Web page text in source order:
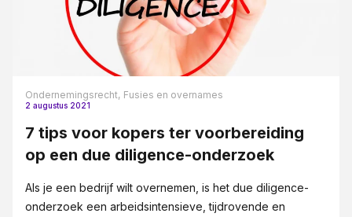
Ondernemingsrecht, Fusies en overnames
2 augustus 2021
7 tips voor kopers ter voorbereiding
op een due diligence-onderzoek
Als je een bedrijf wilt overnemen, is het due diligence-
onderzoek een arbeidsintensieve, tijdrovende en